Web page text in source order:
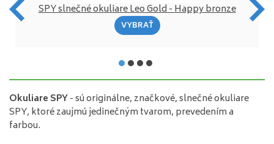
SPY slnečné okuliare Leo Gold - Happy bronze
VYBRAŤ
Okuliare SPY- sú originálne, značkové, slnečné okuliare
SPY, ktoré zaujmú jedinečným tvarom, prevedením a
farbou.